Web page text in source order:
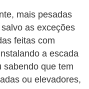
mais pesadas
as exceções
feitas com
a escada
sabendo que tem
ou elevadores,